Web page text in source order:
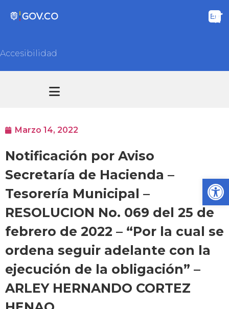
Accesibilidad
Marzo 14, 2022
Notificación por Aviso
Secretaría de Hacienda –
Tesorería Municipal –
RESOLUCION No. 069 del 25 de
febrero de 2022 – “Por la cual se
ordena seguir adelante con la
ejecución de la obligación” –
ARLEY HERNANDO CORTEZ